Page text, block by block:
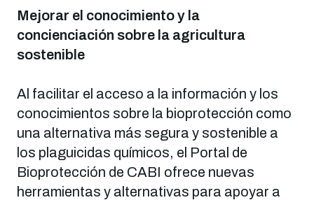
Mejorar el conocimiento y la
concienciación sobre la agricultura
sostenible
Al facilitar el acceso a la información y los
conocimientos sobre la bioprotección como
una alternativa más segura y sostenible a
los plaguicidas químicos, el Portal de
Bioprotección de CABI ofrece nuevas
herramientas y alternativas para apoyar a